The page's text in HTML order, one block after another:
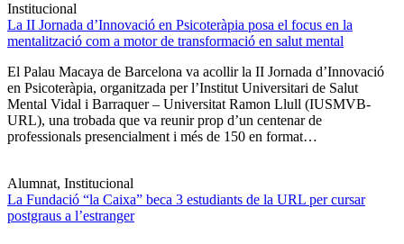
Institucional
La II Jornada d’Innovació en Psicoteràpia posa el focus en la
mentalització com a motor de transformació en salut mental
El Palau Macaya de Barcelona va acollir la II Jornada d’Innovació
en Psicoteràpia, organitzada per l’Institut Universitari de Salut
Mental Vidal i Barraquer – Universitat Ramon Llull (IUSMVB-
URL), una trobada que va reunir prop d’un centenar de
professionals presencialment i més de 150 en format…
Alumnat, Institucional
La Fundació “la Caixa” beca 3 estudiants de la URL per cursar
postgraus a l’estranger